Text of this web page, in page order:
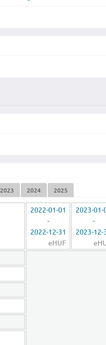
2023 2024 2025
2022-01-01
-
2022-12-31
eHUF
2023-01-
-
2023-12-